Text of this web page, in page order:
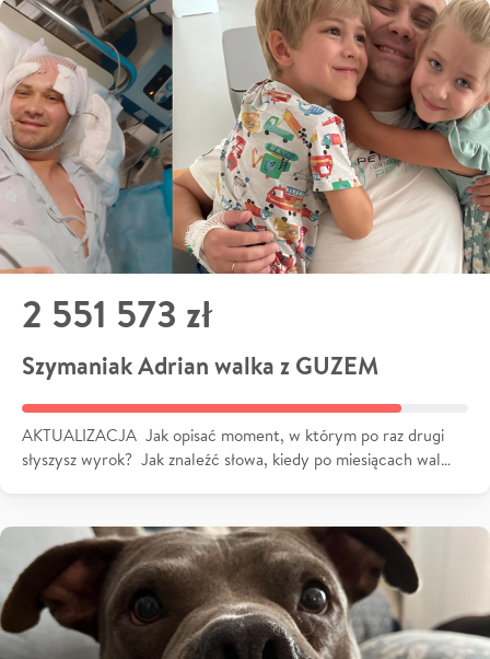
2 551 573 zł
Szymaniak Adrian walka z GUZEM
AKTUALIZACJA Jak opisać moment, w którym po raz drugi
słyszysz wyrok? Jak znaleźć słowa, kiedy po miesiącach wal…